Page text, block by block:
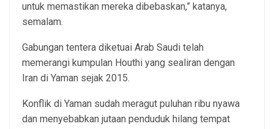
untuk memastikan mereka dibebaskan,” katanya,
semalam.
Gabungan tentera diketuai Arab Saudi telah
memerangi kumpulan Houthi yang sealiran dengan
Iran di Yaman sejak 2015.
Konflik di Yaman sudah meragut puluhan ribu nyawa
dan menyebabkan jutaan penduduk hilang tempat